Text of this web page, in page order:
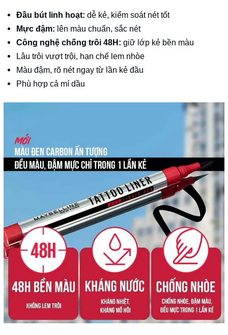
Đầu bút linh hoạt: dễ kẻ, kiểm soát nét tốt
Mực đậm: lên màu chuẩn, sắc nét
Công nghệ chống trôi 48H: giữ lớp kẻ bền màu
Lâu trôi vượt trội, hạn chế lem nhòe
Màu đậm, rõ nét ngay từ lần kẻ đầu
Phù hợp cả mí dầu